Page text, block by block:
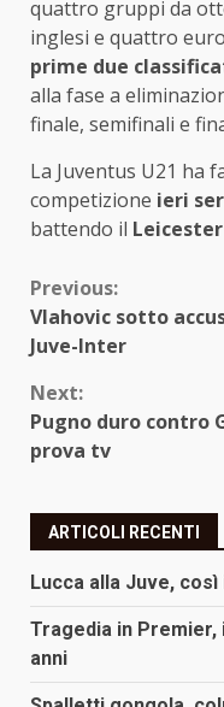
quattro gruppi da
inglesi e quattro
prime due
alla fase a
finale, semifinali e
La Juventus U21 ha
competizione ieri
battendo il
Continue
Reading
Previous:
Vlahovic sotto
Juve-Inter
Next:
Pugno duro contro
prova tv
ARTICOLI RECENTI
Lucca alla Juve,
Tragedia in
anni